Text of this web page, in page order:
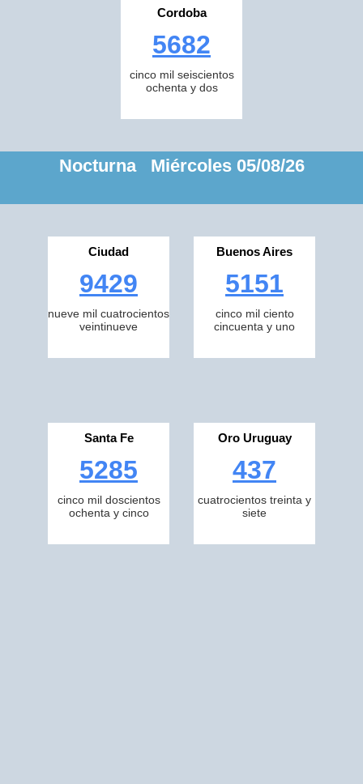
Cordoba
5682
cinco mil seiscientos
ochenta y dos
Nocturna Miércoles 05/08/26
Ciudad
9429
nueve mil cuatrocientos
veintinueve
Buenos Aires
5151
cinco mil ciento
cincuenta y uno
Santa Fe
5285
cinco mil doscientos
ochenta y cinco
Oro Uruguay
437
cuatrocientos treinta y
siete